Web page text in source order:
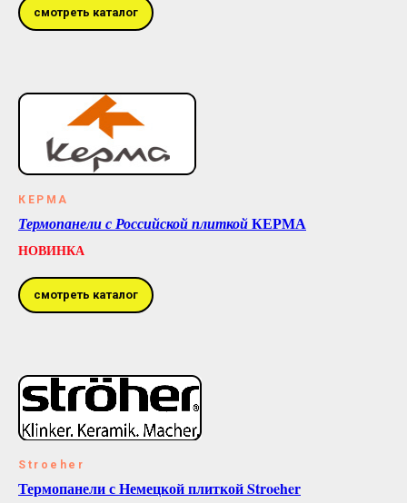
смотреть каталог
КЕРМА
Термопанели с Российской плиткойКЕРМА
НОВИНКА
смотреть каталог
Stroeher
Термопанели с Немецкой плиткой Stroeher